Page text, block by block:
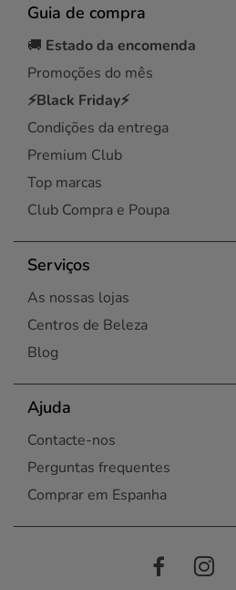
Guia de compra
🚚 Estado da encomenda
Promoções do mês
⚡Black Friday⚡
Condições da entrega
Premium Club
Top marcas
Club Compra e Poupa
Serviços
As nossas lojas
Centros de Beleza
Blog
Ajuda
Contacte-nos
Perguntas frequentes
Comprar em Espanha